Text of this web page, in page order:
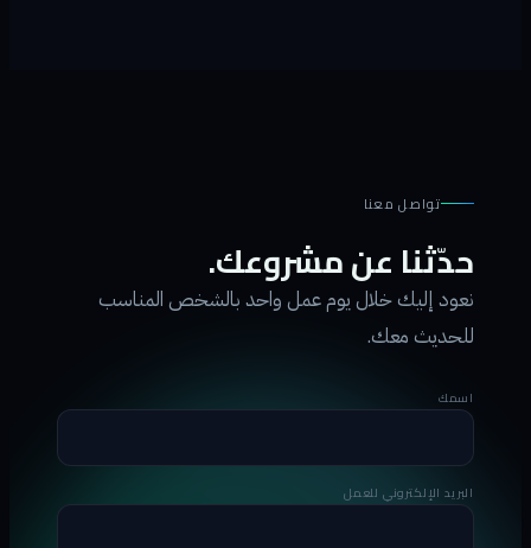
تواصل معنا
حدّثنا عن مشروعك.
نعود إليك خلال يوم عمل واحد بالشخص المناسب
للحديث معك.
اسمك
البريد الإلكتروني للعمل